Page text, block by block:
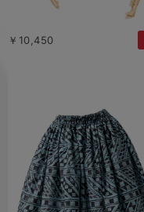
￥10,450